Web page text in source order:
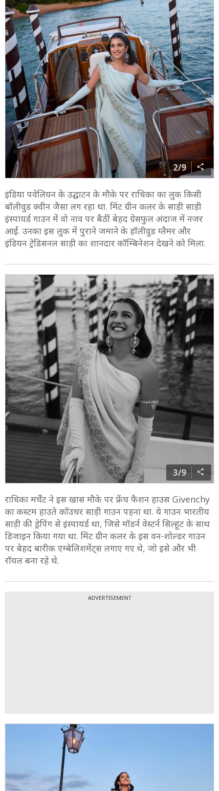
2/9
इंडिया पवेलियन के उद्घाटन के मौके पर राधिका का लुक किसी
बॉलीवुड क्वीन जैसा लग रहा था. मिंट ग्रीन कलर के साड़ी साड़ी
इंस्पायर्ड गाउन में वो नाव पर बैठीं बेहद ग्रेसफुल अंदाज में नजर
आईं. उनका इस लुक में पुराने जमाने के हॉलीवुड ग्लैमर और
इंडियन ट्रेडिसनल साड़ी का शानदार कॉम्बिनेशन देखने को मिला.
3/9
राधिका मर्चेंट ने इस खास मौके पर फ्रेंच फैशन हाउस Givenchy
का कस्टम हाउते कॉउचर साड़ी गाउन पहना था. ये गाउन भारतीय
साड़ी की ड्रेपिंग से इंस्पायर्ड था, जिसे मॉडर्न वेस्टर्न सिल्हूट के साथ
डिजाइन किया गया था. मिंट ग्रीन कलर के इस वन-शोल्डर गाउन
पर बेहद बारीक एम्बेलिशमेंट्स लगाए गए थे, जो इसे और भी
रॉयल बना रहे थे.
ADVERTISEMENT